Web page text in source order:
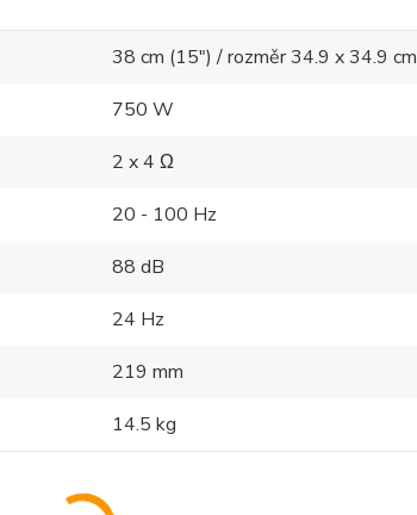
38 cm (15") / rozměr 34.9 x 34.9 cm
750 W
2 x 4 Ω
20 - 100 Hz
88 dB
24 Hz
219 mm
14.5 kg